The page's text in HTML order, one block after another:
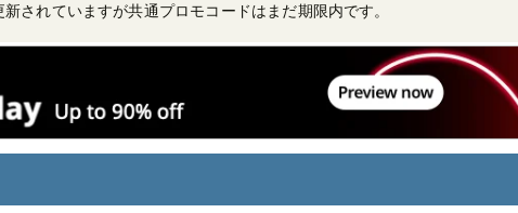
されていますが共通プロモコードはまだ期限内です。